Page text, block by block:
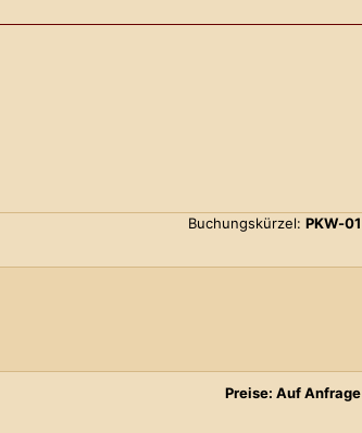
Buchungskürzel: PKW-01
Preise: Auf Anfrage